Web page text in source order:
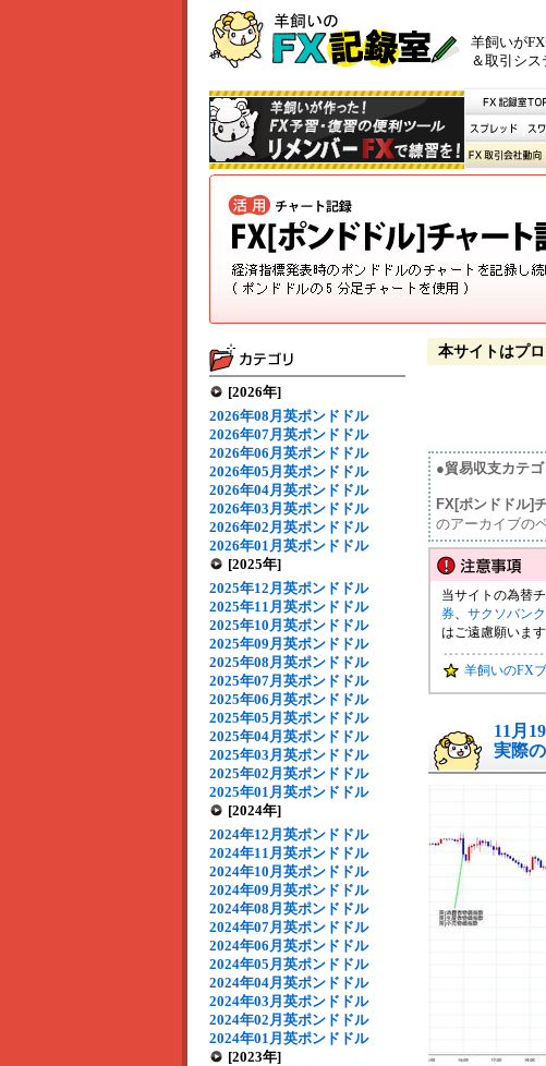
羊飼いが
＆取引シ
[2026年]
2026年08月英ポンドドル
2026年07月英ポンドドル
2026年06月英ポンドドル
2026年05月英ポンドドル
2026年04月英ポンドドル
2026年03月英ポンドドル
2026年02月英ポンドドル
2026年01月英ポンドドル
[2025年]
2025年12月英ポンドドル
2025年11月英ポンドドル
2025年10月英ポンドドル
2025年09月英ポンドドル
2025年08月英ポンドドル
2025年07月英ポンドドル
2025年06月英ポンドドル
2025年05月英ポンドドル
2025年04月英ポンドドル
2025年03月英ポンドドル
2025年02月英ポンドドル
2025年01月英ポンドドル
[2024年]
2024年12月英ポンドドル
2024年11月英ポンドドル
2024年10月英ポンドドル
2024年09月英ポンドドル
2024年08月英ポンドドル
2024年07月英ポンドドル
2024年06月英ポンドドル
2024年05月英ポンドドル
2024年04月英ポンドドル
2024年03月英ポンドドル
2024年02月英ポンドドル
2024年01月英ポンドドル
[2023年]
本サイトはプ
●貿易収支カテ
FX[ポンドドル]
のアーカイブの
当サイトの為替
券、 サクソバン
はご遠慮願います
羊飼いのFX
11月
実際